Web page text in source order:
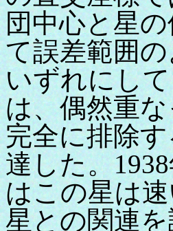
団中心と星
て誤差範囲
いずれにし
は、偶然重
完全に排除
達した。
はこの星は
星との関連